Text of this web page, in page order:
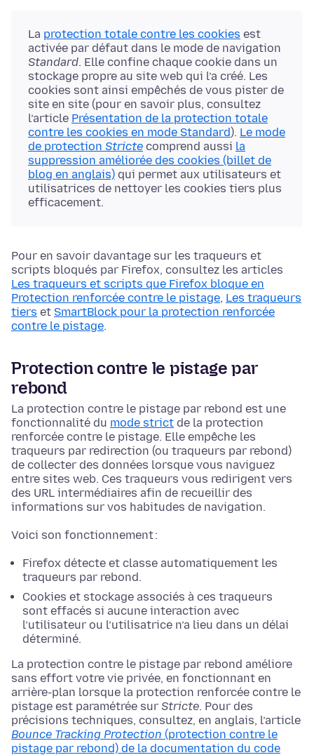
La protection totale contre les cookies est
activée par défaut dans le mode de navigation
Standard. Elle confine chaque cookie dans un
stockage propre au site web qui l’a créé. Les
cookies sont ainsi empêchés de vous pister de
site en site (pour en savoir plus, consultez
l’article Présentation de la protection totale
contre les cookies en mode Standard). Le mode
de protection Stricte comprend aussi la
suppression améliorée des cookies (billet de
blog en anglais) qui permet aux utilisateurs et
utilisatrices de nettoyer les cookies tiers plus
efficacement.
Pour en savoir davantage sur les traqueurs et
scripts bloqués par Firefox, consultez les articles
Les traqueurs et scripts que Firefox bloque en
Protection renforcée contre le pistage, Les traqueurs
tiers et SmartBlock pour la protection renforcée
contre le pistage.
Protection contre le pistage par
rebond
La protection contre le pistage par rebond est une
fonctionnalité du mode strict de la protection
renforcée contre le pistage. Elle empêche les
traqueurs par redirection (ou traqueurs par rebond)
de collecter des données lorsque vous naviguez
entre sites web. Ces traqueurs vous redirigent vers
des URL intermédiaires afin de recueillir des
informations sur vos habitudes de navigation.
Voici son fonctionnement :
Firefox détecte et classe automatiquement les
traqueurs par rebond.
Cookies et stockage associés à ces traqueurs
sont effacés si aucune interaction avec
l’utilisateur ou l’utilisatrice n’a lieu dans un délai
déterminé.
La protection contre le pistage par rebond améliore
sans effort votre vie privée, en fonctionnant en
arrière-plan lorsque la protection renforcée contre le
pistage est paramétrée sur Stricte. Pour des
précisions techniques, consultez, en anglais, l’article
Bounce Tracking Protection (protection contre le
pistage par rebond) de la documentation du code